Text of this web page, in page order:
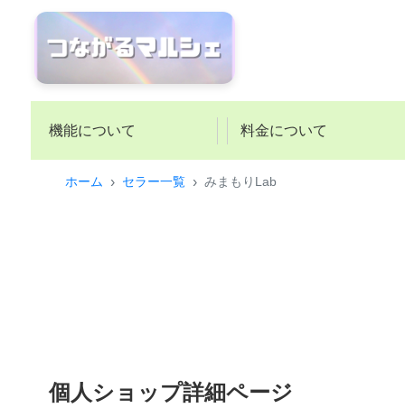
機能について 料金について
ホーム セラー一覧 みまもりLab
個人ショップ詳細ページ